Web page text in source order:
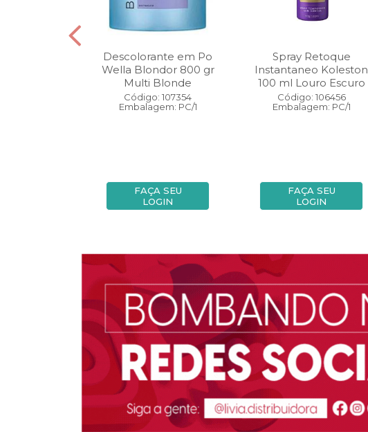
Descolorante em Po
Wella Blondor 800 gr
Multi Blonde
Código: 107354
Embalagem: PC/1
FAÇA SEU
LOGIN
Spray Retoque
Instantaneo Koleston
100 ml Louro Escuro
Código: 106456
Embalagem: PC/1
FAÇA SEU
LOGIN